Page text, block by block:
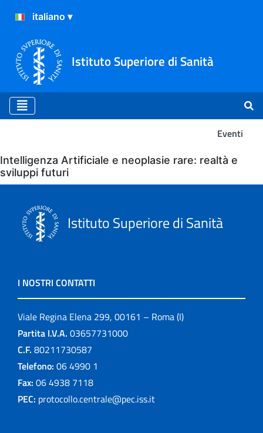
Istituto Superiore di Sanità
Eventi
Eventi
Intelligenza Artificiale e neoplasie rare: realtà e
sviluppi futuri
Istituto Superiore di Sanità
I NOSTRI CONTATTI
Viale Regina Elena 299, 00161 – Roma (I)
Partita I.V.A. 03657731000
C.F. 80211730587
Telefono: 06 4990 1
Fax: 06 4938 7118
PEC: protocollo.centrale@pec.iss.it